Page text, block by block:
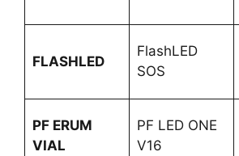
FLASHLED
FlashLED
SOS
PF ERUM
VIAL
PF LED ONE
V16